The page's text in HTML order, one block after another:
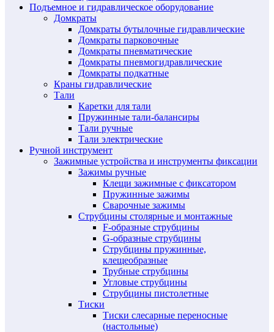
Подъемное и гидравлическое оборудование
Домкраты
Домкраты бутылочные гидравлические
Домкраты парковочные
Домкраты пневматические
Домкраты пневмогидравлические
Домкраты подкатные
Краны гидравлические
Тали
Каретки для тали
Пружинные тали-балансиры
Тали ручные
Тали электрические
Ручной инструмент
Зажимные устройства и инструменты фиксации
Зажимы ручные
Клещи зажимные с фиксатором
Пружинные зажимы
Сварочные зажимы
Струбцины столярные и монтажные
F-образные струбцины
G-образные струбцины
Струбцины пружинные,
клещеобразные
Трубные струбцины
Угловые струбцины
Струбцины пистолетные
Тиски
Тиски слесарные переносные
(настольные)